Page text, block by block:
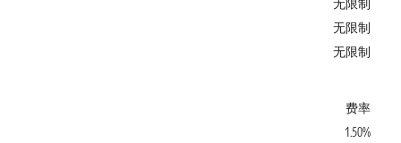
无限制
无限制
无限制
费率
1.50%